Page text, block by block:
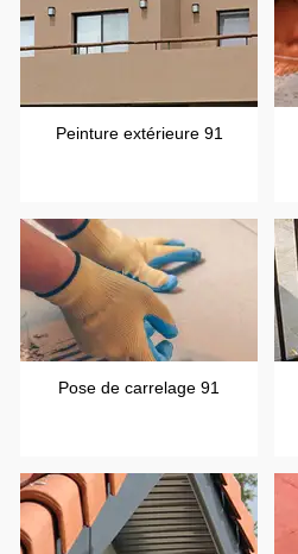
Peinture extérieure 91
Pose de carrelage 91